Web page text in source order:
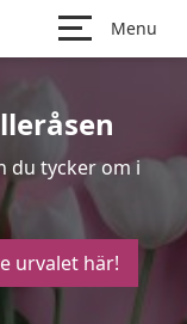
Menu
du tycker om i
urvalet här!